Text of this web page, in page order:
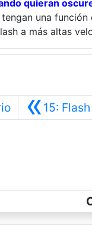
quieran
una
a más altas
«15: